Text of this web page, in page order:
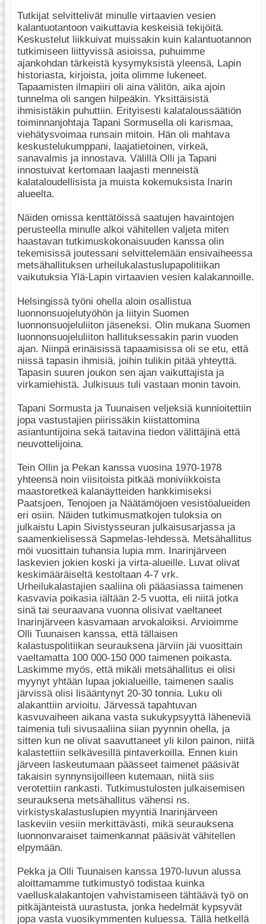
Tutkijat selvittelivät minulle virtaavien vesien
kalantuotantoon vaikuttavia keskeisiä tekijöitä.
Keskustelut liikkuivat muissakin kuin kalantuotannon
tutkimiseen liittyvissä asioissa, puhuimme
ajankohdan tärkeistä kysymyksistä yleensä, Lapin
historiasta, kirjoista, joita olimme lukeneet.
Tapaamisten ilmapiiri oli aina välitön, aika ajoin
tunnelma oli sangen hilpeäkin. Yksittäisistä
ihmisistäkin puhuttiin. Erityisesti kalataloussäätiön
toiminnanjohtaja Tapani Sormusella oli karismaa,
viehätysvoimaa runsain mitoin. Hän oli mahtava
keskustelukumppani, laajatietoinen, virkeä,
sanavalmis ja innostava. Välillä Olli ja Tapani
innostuivat kertomaan laajasti menneistä
kalataloudellisista ja muista kokemuksista Inarin
alueelta.
Näiden omissa kenttätöissä saatujen havaintojen
perusteella minulle alkoi vähitellen valjeta miten
haastavan tutkimuskokonaisuuden kanssa olin
tekemisissä joutessani selvittelemään ensivaiheessa
metsähallituksen urheilukalastuslupapolitiikan
vaikutuksia Ylä-Lapin virtaavien vesien kalakannoille.
Helsingissä työni ohella aloin osallistua
luonnonsuojelutyöhön ja liityin Suomen
luonnonsuojeluliiton jäseneksi. Olin mukana Suomen
luonnonsuojeluliiton hallituksessakin parin vuoden
ajan. Niinpä erinäisissä tapaamisissa oli se etu, että
niissä tapasin ihmisiä, joihin tulikin pitää yhteyttä.
Tapasin suuren joukon sen ajan vaikuttajista ja
virkamiehistä. Julkisuus tuli vastaan monin tavoin.
Tapani Sormusta ja Tuunaisen veljeksiä kunnioitettiin
jopa vastustajien piirissäkin kiistattomina
asiantuntijoina sekä taitavina tiedon välittäjinä että
neuvottelijoina.
Tein Ollin ja Pekan kanssa vuosina 1970-1978
yhteensä noin viisitoista pitkää moniviikkoista
maastoretkeä kalanäytteiden hankkimiseksi
Paatsjoen, Tenojoen ja Näätämöjoen vesistöalueiden
eri osiin. Näiden tutkimusmatkojen tuloksia on
julkaistu Lapin Sivistysseuran julkaisusarjassa ja
saamenkielisessä Sapmelas-lehdessä. Metsähallitus
möi vuosittain tuhansia lupia mm. Inarinjärveen
laskevien jokien koski ja virta-alueille. Luvat olivat
keskimääräiseltä kestoltaan 4-7 vrk.
Urheilukalastajien saaliina oli pääasiassa taimenen
kasvavia poikasia iältään 2-5 vuotta, eli niitä jotka
sinä tai seuraavana vuonna olisivat vaeltaneet
Inarinjärveen kasvamaan arvokaloiksi. Arvioimme
Olli Tuunaisen kanssa, että tällaisen
kalastuspolitiikan seurauksena järviin jäi vuosittain
vaeltamatta 100 000-150 000 taimenen poikasta.
Laskimme myös, että mikäli metsähallitus ei olisi
myynyt yhtään lupaa jokialueille, taimenen saalis
järvissä olisi lisääntynyt 20-30 tonnia. Luku oli
alakanttiin arvioitu. Järvessä tapahtuvan
kasvuvaiheen aikana vasta sukukypsyyttä läheneviä
taimenia tuli sivusaaliina siian pyynnin ohella, ja
sitten kun ne olivat saavuttaneet yli kilon painon, niitä
kalastettiin selkävesillä pintaverkoilla. Ennen kuin
järveen laskeutumaan päässeet taimenet pääsivät
takaisin synnynsijoilleen kutemaan, niitä siis
verotettiin rankasti. Tutkimustulosten julkaisemisen
seurauksena metsähallitus vähensi ns.
virkistyskalastuslupien myyntiä Inarinjärveen
laskeviin vesiin merkittävästi, mikä seurauksena
luonnonvaraiset taimenkannat pääsivät vähitellen
elpymään.
Pekka ja Olli Tuunaisen kanssa 1970-luvun alussa
aloittamamme tutkimustyö todistaa kuinka
vaelluskalakantojen vahvistamiseen tähtäävä työ on
pitkäjänteistä uurastusta, jonka hedelmät kypsyvät
jopa vasta vuosikymmenten kuluessa. Tällä hetkellä